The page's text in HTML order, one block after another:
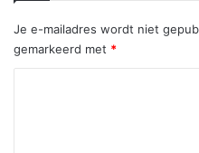
Je e-mailadres wordt niet
gemarkeerd met *